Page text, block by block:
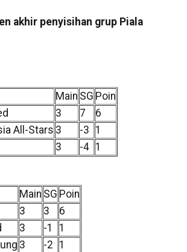
akhir penyisihan grup Piala
Main SG Poin
3 7
6
All-Stars 3 -3 1
3 -4 1
Main SG Poin
3 3
6
3 -1
1
3 -2 1